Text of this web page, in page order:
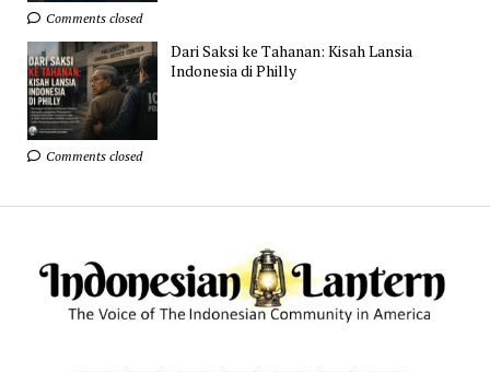
Comments closed
Dari Saksi ke Tahanan: Kisah Lansia
Indonesia di Philly
Comments closed